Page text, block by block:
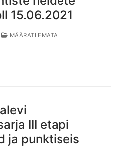
15.06.2021
MÄÄRATLEMATA
III etapi
ja punktiseis